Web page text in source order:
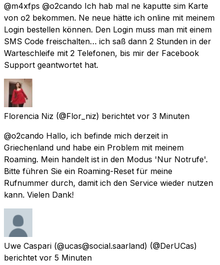
@m4xfps @o2cando Ich hab mal ne kaputte sim Karte
von o2 bekommen. Ne neue hätte ich online mit meinem
Login bestellen können. Den Login muss man mit einem
SMS Code freischalten… ich saß dann 2 Stunden in der
Warteschleife mit 2 Telefonen, bis mir der Facebook
Support geantwortet hat.
Florencia Niz (@Flor_niz) berichtet vor 3 Minuten
@o2cando Hallo, ich befinde mich derzeit in
Griechenland und habe ein Problem mit meinem
Roaming. Mein handelt ist in den Modus 'Nur Notrufe'.
Bitte führen Sie ein Roaming-Reset für meine
Rufnummer durch, damit ich den Service wieder nutzen
kann. Vielen Dank!
Uwe Caspari (@ucas@social.saarland) (@DerUCas)
berichtet vor 5 Minuten